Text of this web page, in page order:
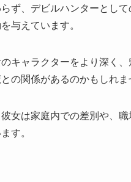
ず、デビルハンターとし
与えています。
キャラクターをより深く
の関係があるのかもしれま
女は家庭内での差別や、
す。